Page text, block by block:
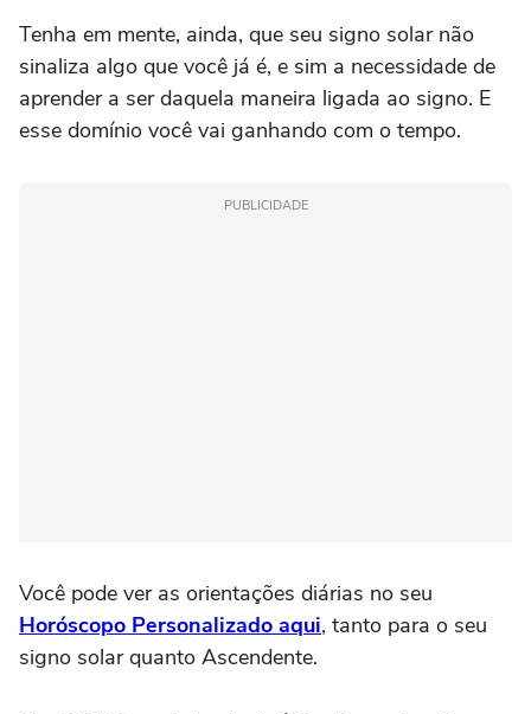
Tenha em mente, ainda, que seu signo solar não
sinaliza algo que você já é, e sim a necessidade de
aprender a ser daquela maneira ligada ao signo. E
esse domínio você vai ganhando com o tempo.
PUBLICIDADE
Você pode ver as orientações diárias no seu
Horóscopo Personalizado aqui, tanto para o seu
signo solar quanto Ascendente.